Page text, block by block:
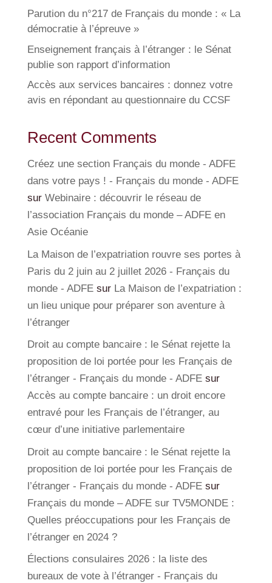
Parution du n°217 de Français du monde : « La
démocratie à l’épreuve »
Enseignement français à l’étranger : le Sénat
publie son rapport d’information
Accès aux services bancaires : donnez votre
avis en répondant au questionnaire du CCSF
Recent Comments
Créez une section Français du monde - ADFE
dans votre pays ! - Français du monde - ADFE
sur Webinaire : découvrir le réseau de
l’association Français du monde – ADFE en
Asie Océanie
La Maison de l’expatriation rouvre ses portes à
Paris du 2 juin au 2 juillet 2026 - Français du
monde - ADFEsur La Maison de l’expatriation :
un lieu unique pour préparer son aventure à
l’étranger
Droit au compte bancaire : le Sénat rejette la
proposition de loi portée pour les Français de
l’étranger - Français du monde - ADFEsur
Accès au compte bancaire : un droit encore
entravé pour les Français de l’étranger, au
cœur d’une initiative parlementaire
Droit au compte bancaire : le Sénat rejette la
proposition de loi portée pour les Français de
l’étranger - Français du monde - ADFEsur
Français du monde – ADFE sur TV5MONDE :
Quelles préoccupations pour les Français de
l’étranger en 2024 ?
Élections consulaires 2026 : la liste des
bureaux de vote à l’étranger - Français du